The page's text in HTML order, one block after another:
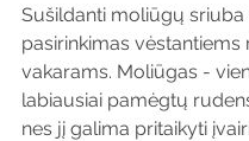
Sušildanti moliūgų sriuba
pasirinkimas vėstantiems
vakarams. Moliūgas -
labiausiai pamėgtų
nes jį galima pritaikyti